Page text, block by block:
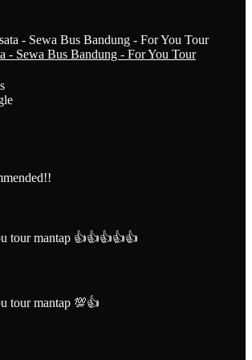
- Sewa Bus Bandung - For You Tour
tour mantap 👍👍👍👍👍
tour mantap 💯👍